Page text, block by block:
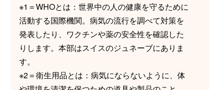
※1＝WHOとは：世界中の人の健康を守るために
活動する国際機関。病気の流行を調べて対策を
発表したり、ワクチンや薬の安全性を確認した
りします。本部はスイスのジュネーブにありま
す。
※2＝衛生用品とは：病気にならないように、体